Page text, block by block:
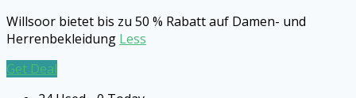
Willsoor bietet bis zu 50 % Rabatt auf Damen- und
Herrenbekleidung Less
Get Deal